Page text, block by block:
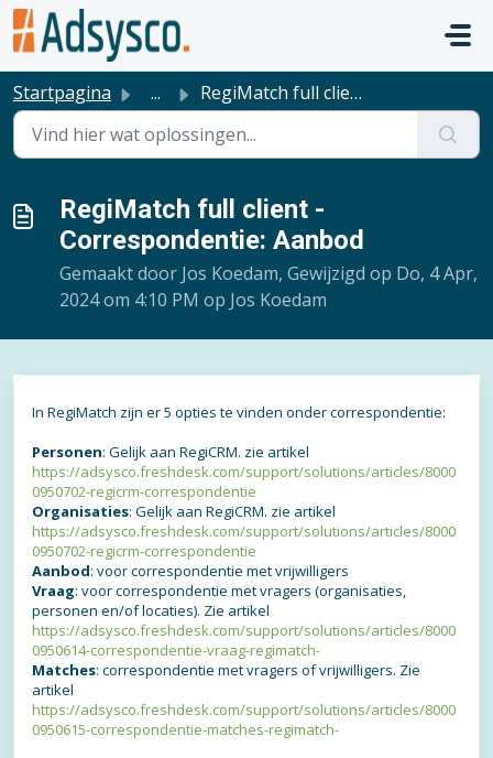
Doorgaan naar hoofdinhoud
Startpagina ... RegiMatch full client - Correspondentie: Aanbod
RegiMatch full client -
Correspondentie: Aanbod
Gemaakt door Jos Koedam, Gewijzigd op Do, 4 Apr,
2024 om 4:10 PM op Jos Koedam
In RegiMatch zijn er 5 opties te vinden onder correspondentie:
Personen: Gelijk aan RegiCRM. zie artikel
https://adsysco.freshdesk.com/support/solutions/articles/8000
0950702-regicrm-correspondentie
Organisaties: Gelijk aan RegiCRM. zie artikel
https://adsysco.freshdesk.com/support/solutions/articles/8000
0950702-regicrm-correspondentie
Aanbod: voor correspondentie met vrijwilligers
Vraag: voor correspondentie met vragers (organisaties,
personen en/of locaties). Zie artikel
https://adsysco.freshdesk.com/support/solutions/articles/8000
0950614-correspondentie-vraag-regimatch-
Matches: correspondentie met vragers of vrijwilligers. Zie
artikel
https://adsysco.freshdesk.com/support/solutions/articles/8000
0950615-correspondentie-matches-regimatch-